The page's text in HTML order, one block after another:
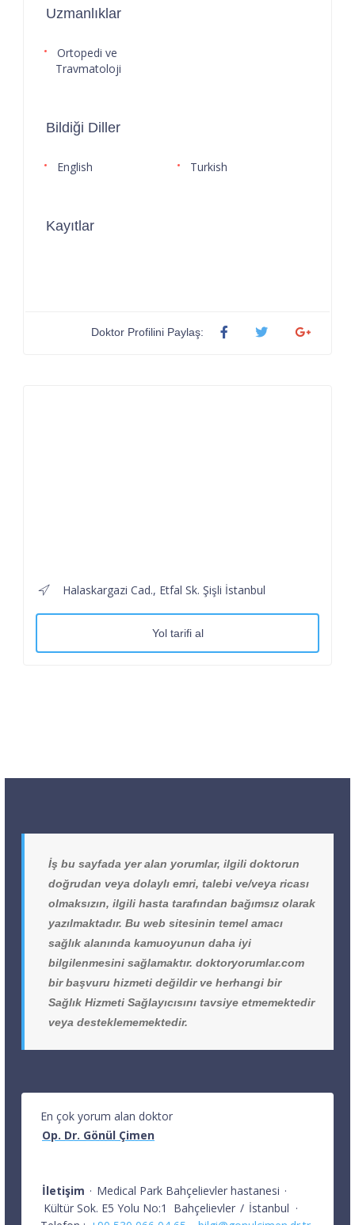
Uzmanlıklar
Ortopedi ve
Travmatoloji
Bildiği Diller
English Turkish
Kayıtlar
Doktor Profilini Paylaş:
Halaskargazi Cad., Etfal Sk. Şişli İstanbul
Yol tarifi al
İş bu sayfada yer alan yorumlar, ilgili doktorun
doğrudan veya dolaylı emri, talebi ve/veya ricası
olmaksızın, ilgili hasta tarafından bağımsız olarak
yazılmaktadır. Bu web sitesinin temel amacı
sağlık alanında kamuoyunun daha iyi
bilgilenmesini sağlamaktır. doktoryorumlar.com
bir başvuru hizmeti değildir ve herhangi bir
Sağlık Hizmeti Sağlayıcısını tavsiye etmemektedir
veya desteklememektedir.
En çok yorum alan doktor
Op. Dr. Gönül Çimen
İletişim · Medical Park Bahçelievler hastanesi ·
Kültür Sok. E5 Yolu No:1
Bahçelievler / İstanbul ·